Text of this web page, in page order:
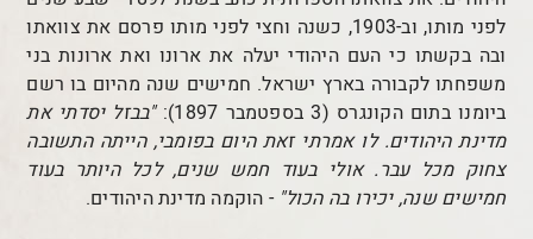
לפני מותו, וב-1903, כשנה וחצי לפני מותו פרסם את צוואתו
ובה בקשתו כי העם היהודי יעלה את ארונו ואת ארונות בני
משפחתו לקבורה בארץ ישראל. חמישים שנה מהיום בו רשם
ביומנו בתום הקונגרס (3 בספטמבר 1897):
"בבזל יסדתי את
מדינת היהודים. לו אמרתי זאת היום בפומבי, הייתה התשובה
צחוק מכל עבר. אולי בעוד חמש שנים, לכל היותר בעוד
חמישים שנה, יכירו בה הכול" - הוקמה מדינת היהודים.